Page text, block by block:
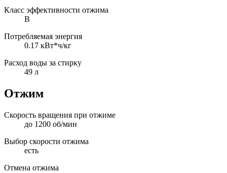
Класс эффективности отжима
B
Потребляемая энергия
0.17 кВт*ч/кг
Расход воды за стирку
49 л
Отжим
Скорость вращения при отжиме
до 1200 об/мин
Выбор скорости отжима
есть
Отмена отжима